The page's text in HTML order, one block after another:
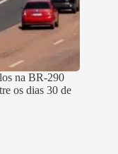
na BR-290
os dias 30 de